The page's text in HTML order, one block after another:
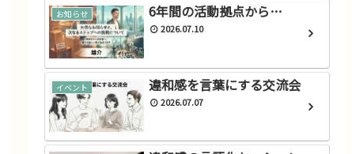
お知らせ 6年間の活動拠点から…
2026.07.10
イベント 違和感を言葉にする交流会
2026.07.07